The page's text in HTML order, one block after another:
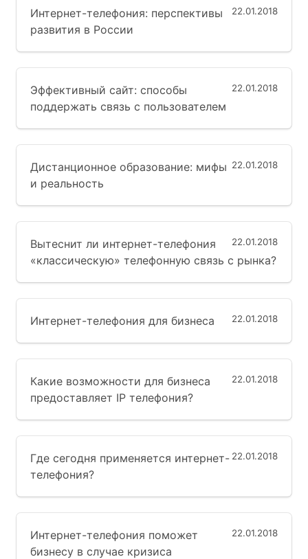
22.01.2018
Интернет-телефония: перспективы
развития в России
22.01.2018
Эффективный сайт: способы
поддержать связь с пользователем
22.01.2018
Дистанционное образование: мифы
и реальность
22.01.2018
Вытеснит ли интернет-телефония
«классическую» телефонную связь с рынка?
22.01.2018
Интернет-телефония для бизнеса
22.01.2018
Какие возможности для бизнеса
предоставляет IP телефония?
22.01.2018
Где сегодня применяется интернет-
телефония?
22.01.2018
Интернет-телефония поможет
бизнесу в случае кризиса